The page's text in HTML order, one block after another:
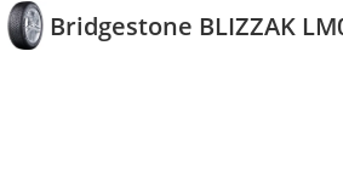
Bridgestone BLIZZAK